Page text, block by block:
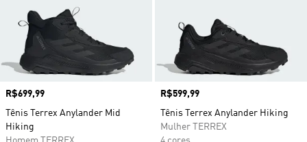
Preço
R$699,99
Tênis Terrex Anylander Mid
Hiking
Preço
R$599,99
Tênis Terrex Anylander Hiking
Mulher TERREX